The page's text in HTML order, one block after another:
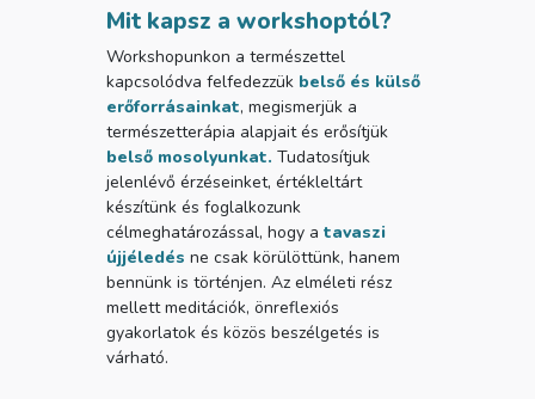
Mit kapsz a workshoptól?
Workshopunkon a természettel
kapcsolódva felfedezzükbelső és külső
erőforrásainkat, megismerjük a
természetterápia alapjait és erősítjük
belső mosolyunkat. Tudatosítjuk
jelenlévő érzéseinket, értékleltárt
készítünk és foglalkozunk
célmeghatározással, hogy a tavaszi
újjéledés ne csak körülöttünk, hanem
bennünk is történjen. Az elméleti rész
mellett meditációk, önreflexiós
gyakorlatok és közös beszélgetés is
várható.